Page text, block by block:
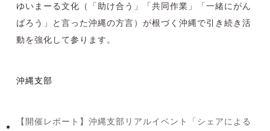
ゆいまーる文化（「助け合う」「共同作業」「一緒にがん
ばろう」と言った沖縄の方言）が根づく沖縄で引き続き活
動を強化して参ります。
沖縄支部
【開催レポート】沖縄支部リアルイベント「シェアによる